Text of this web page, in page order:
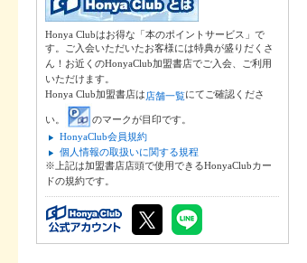
Honya Clubはお得な「本のポイントサービス」で
す。ご入会いただいたお客様には特典が盛りだくさ
ん！お近くのHonyaClub加盟書店でご入会、ご利用
いただけます。
Honya Club加盟書店は店舗一覧にてご確認くださ
い。
のマークが目印です。
HonyaClub会員規約
個人情報の取扱いに関する規程
※上記は加盟書店店頭で使用できるHonyaClubカー
ドの規約です。